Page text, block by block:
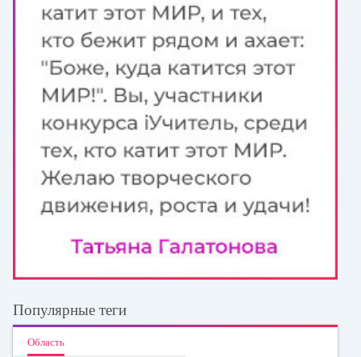
Популярные теги
Область